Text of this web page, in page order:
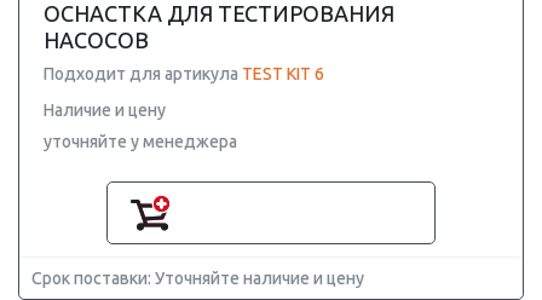
ОСНАСТКА ДЛЯ ТЕСТИРОВАНИЯ
НАСОСОВ
Подходит для артикула TEST KIT 6
Наличие и цену
уточняйте у менеджера
Срок поставки: Уточняйте наличие и цену